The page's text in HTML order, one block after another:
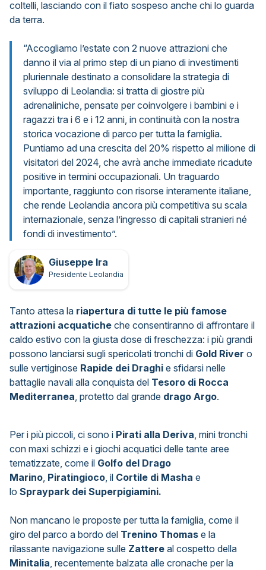
coltelli, lasciando con il fiato sospeso anche chi lo guarda
da terra.
“Accogliamo l’estate con 2 nuove attrazioni che
danno il via al primo step di un piano di investimenti
pluriennale destinato a consolidare la strategia di
sviluppo di Leolandia: si tratta di giostre più
adrenaliniche, pensate per coinvolgere i bambini e i
ragazzi tra i 6 e i 12 anni, in continuità con la nostra
storica vocazione di parco per tutta la famiglia.
Puntiamo ad una crescita del 20% rispetto al milione di
visitatori del 2024, che avrà anche immediate ricadute
positive in termini occupazionali. Un traguardo
importante, raggiunto con risorse interamente italiane,
che rende Leolandia ancora più competitiva su scala
internazionale, senza l’ingresso di capitali stranieri né
fondi di investimento”.
Giuseppe Ira
Presidente Leolandia
Tanto attesa la riapertura di tutte le più famose
attrazioni acquatiche che consentiranno di affrontare il
caldo estivo con la giusta dose di freschezza: i più grandi
possono lanciarsi sugli spericolati tronchi di Gold River o
sulle vertiginose Rapide dei Draghi e sfidarsi nelle
battaglie navali alla conquista del Tesoro di Rocca
Mediterranea, protetto dal grande drago Argo.
Per i più piccoli, ci sono i Pirati alla Deriva, mini tronchi
con maxi schizzi e i giochi acquatici delle tante aree
tematizzate, come il Golfo del Drago
Marino, Piratingioco, il Cortile di Masha e
lo Spraypark dei Superpigiamini.
Non mancano le proposte per tutta la famiglia, come il
giro del parco a bordo del Trenino Thomas e la
rilassante navigazione sulle Zattere al cospetto della
Minitalia, recentemente balzata alle cronache per la